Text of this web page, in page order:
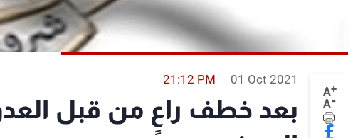
A+
A-
01 Oct 2021
21:12 PM
بعد خطف راعٍ من قبل